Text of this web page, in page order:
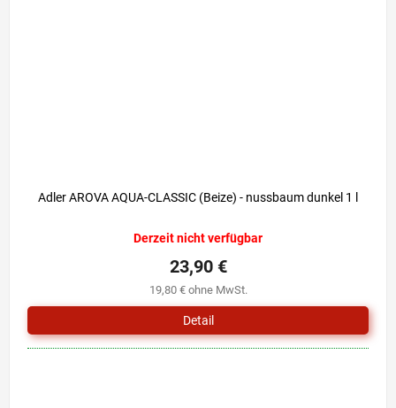
Adler AROVA AQUA-CLASSIC (Beize) - nussbaum dunkel 1 l
Derzeit nicht verfügbar
19,80 € ohne MwSt.
23,90 €
Detail